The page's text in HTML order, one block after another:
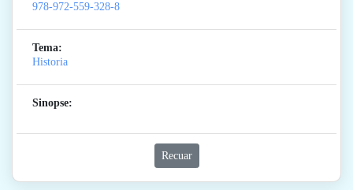
978-972-559-328-8
Tema:
Historia
Sinopse:
Recuar